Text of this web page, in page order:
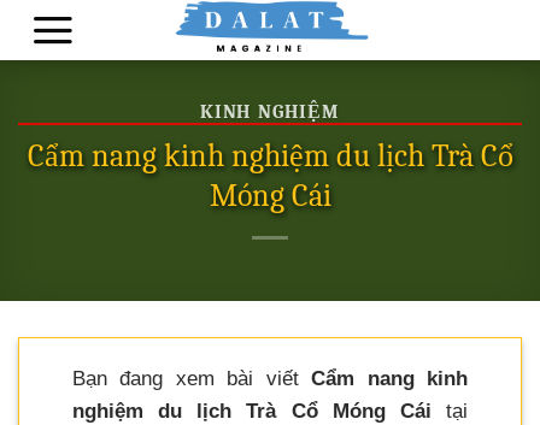
Skip
KINH NGHIỆM
Cẩm nang kinh nghiệm du lịch Trà Cổ
Móng Cái
Bạn đang xem bài viếtCẩm nang kinh
nghiệm du lịch Trà Cổ Móng Cái tại